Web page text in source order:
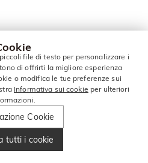
file di testo per personalizzare i
di offrirti la migliore esperienza
o modifica le tue preferenze sui
Informativa sui cookie per ulteriori
Cookie
tutti i cookie